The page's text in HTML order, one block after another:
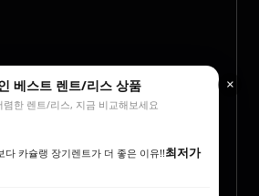
×
베스트 렌트/리스 상품
렴한 렌트/리스, 지금 비교해보세요
다 카슐랭 장기렌트가 더 좋은 이유!!최저가